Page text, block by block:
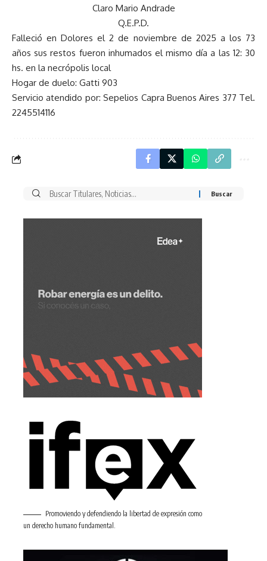
Claro Mario Andrade
Q.E.P.D.
Falleció en Dolores el 2 de noviembre de 2025 a los 73
años sus restos fueron inhumados el mismo día a las 12: 30
hs. en la necrópolis local
Hogar de duelo: Gatti 903
Servicio atendido por: Sepelios Capra Buenos Aires 377 Tel.
2245514116
Buscar
Promoviendo y defendiendo la libertad de expresión como
un derecho humano fundamental.